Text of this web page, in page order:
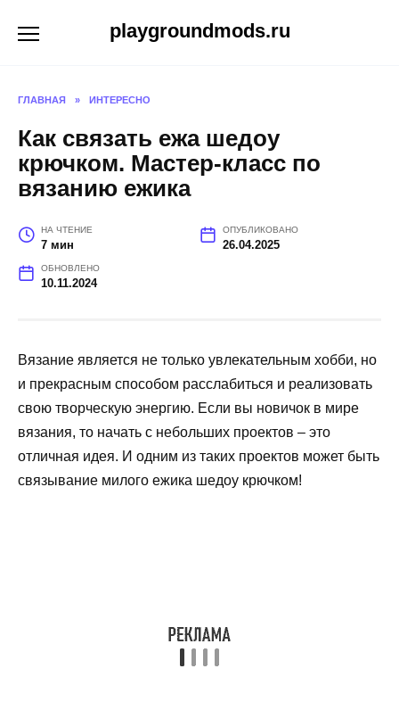
playgroundmods.ru
ГЛАВНАЯ » ИНТЕРЕСНО
Как связать ежа шедоу
крючком. Мастер-класс по
вязанию ежика
НА ЧТЕНИЕ
7 мин
ОПУБЛИКОВАНО
26.04.2025
ОБНОВЛЕНО
10.11.2024
Вязание является не только увлекательным хобби, но
и прекрасным способом расслабиться и реализовать
свою творческую энергию. Если вы новичок в мире
вязания, то начать с небольших проектов – это
отличная идея. И одним из таких проектов может быть
связывание милого ежика шедоу крючком!